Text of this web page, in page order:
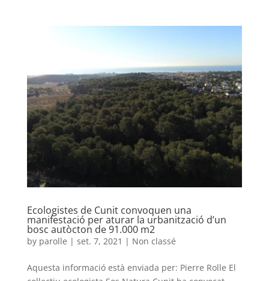
Ecologistes de Cunit convoquen una
manifestació per aturar la urbanització d’un
bosc autòcton de 91.000 m2
by parolle | set. 7, 2021 | Non classé
Aquesta informació està enviada per: Pierre Rolle El